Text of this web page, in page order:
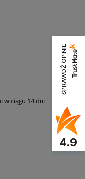
w ciągu 14 dni
SPRAWDŹ OPINIE
4.9